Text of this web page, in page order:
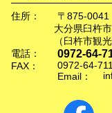
住所：
〒875-0041
大分県臼杵
（臼杵市観
電話：
0972-64-
FAX：
0972-64-
Email：